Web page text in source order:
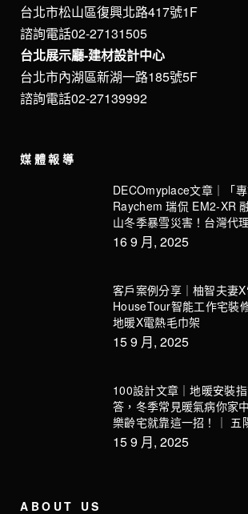
台北市松山區復興北路417號1F
諮詢電話02-27131505
台北展示廳-建材設計中心
台北市內湖區新湖一路185號5F
諮詢電話02-27139992
媒體報導
DECOmyplace文章｜「
Raychem 瑞侃 EM2-XR
山冬季暴雪災害！台灣代
16 9 月, 2025
客戶案例分享｜柚智夫妻X
HouseTour智能工作宅裝
地暖X電熱毛巾架
15 9 月, 2025
100設計文章｜地暖安裝
答，冬季常見暖氣病你家
樂齡宅就靠這一招！｜ 五
15 9 月, 2025
ABOUT US